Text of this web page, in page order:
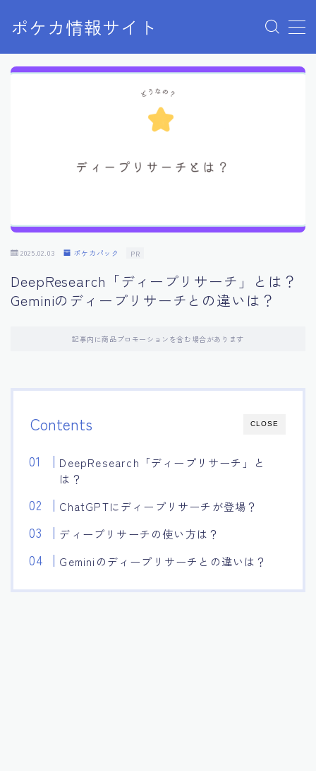
ポケカ情報サイト
MENU
Home
2025.02.03 ポケカパック PR
DeepResearch「ディープリサーチ」とは？
Geminiのディープリサーチとの違いは？
記事内に商品プロモーションを含む場合があります
CLOSE
Contents
DeepResearch「ディープリサーチ」と
は？
ChatGPTにディープリサーチが登場？
ディープリサーチの使い方は？
Geminiのディープリサーチとの違いは？